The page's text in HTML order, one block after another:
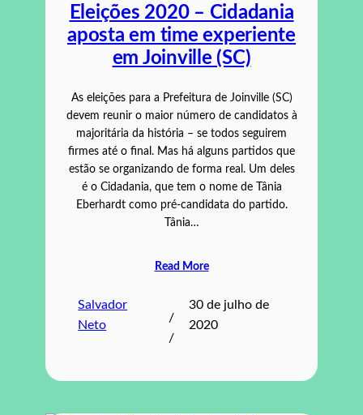
Eleições 2020 – Cidadania
aposta em time experiente
em Joinville (SC)
As eleições para a Prefeitura de Joinville (SC)
devem reunir o maior número de candidatos à
majoritária da história – se todos seguirem
firmes até o final. Mas há alguns partidos que
estão se organizando de forma real. Um deles
é o Cidadania, que tem o nome de Tânia
Eberhardt como pré-candidata do partido.
Tânia…
Read More
Salvador
Neto
/
/
30 de julho de
2020